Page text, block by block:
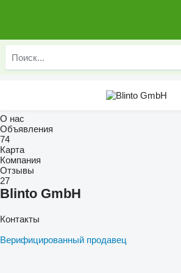
О нас
Объявления
74
Карта
Компания
Отзывы
27
Blinto GmbH
Контакты
Верифицированный продавец